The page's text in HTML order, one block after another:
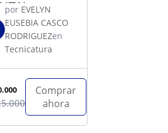
por EVELYN
EUSEBIA CASCO
RODRIGUEZen
Tecnicatura
Comprar
ahora